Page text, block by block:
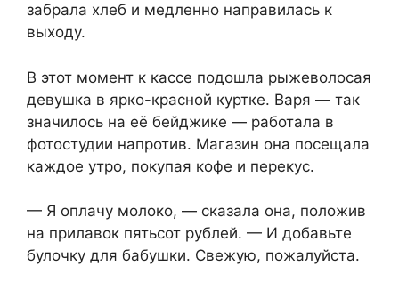
забрала хлеб и медленно направилась к
выходу.
В этот момент к кассе подошла рыжеволосая
девушка в ярко-красной куртке. Варя — так
значилось на её бейджике — работала в
фотостудии напротив. Магазин она посещала
каждое утро, покупая кофе и перекус.
— Я оплачу молоко, — сказала она, положив
на прилавок пятьсот рублей. — И добавьте
булочку для бабушки. Свежую, пожалуйста.